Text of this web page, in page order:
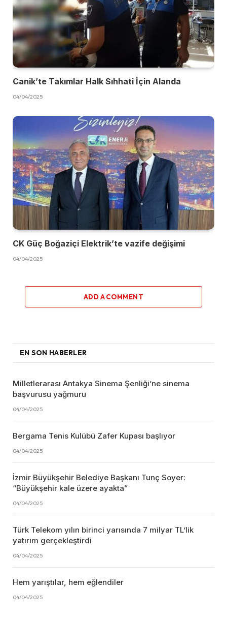
Canik’te Takımlar Halk Sıhhati İçin Alanda
04/04/2025
CK Güç Boğaziçi Elektrik’te vazife değişimi
04/04/2025
ADD A COMMENT
EN SON HABERLER
Milletlerarası Antakya Sinema Şenliği’ne sinema
başvurusu yağmuru
04/04/2025
Bergama Tenis Kulübü Zafer Kupası başlıyor
04/04/2025
İzmir Büyükşehir Belediye Başkanı Tunç Soyer:
“Büyükşehir kale üzere ayakta”
04/04/2025
Türk Telekom yılın birinci yarısında 7 milyar TL’lik
yatırım gerçekleştirdi
04/04/2025
Hem yarıştılar, hem eğlendiler
04/04/2025